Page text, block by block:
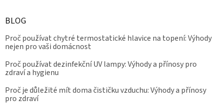
BLOG
Proč používat chytré termostatické hlavice na topení: Výhody
nejen pro vaši domácnost
Proč používat dezinfekční UV lampy: Výhody a přínosy pro
zdraví a hygienu
Proč je důležité mít doma čističku vzduchu: Výhody a přínosy
pro zdraví